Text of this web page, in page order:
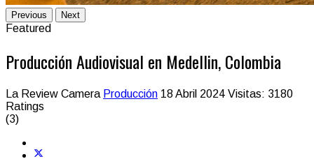
Previous Next
Featured
Producción Audiovisual en Medellin, Colombia
La Review Camera Producción 18 Abril 2024 Visitas: 3180
Ratings
(3)